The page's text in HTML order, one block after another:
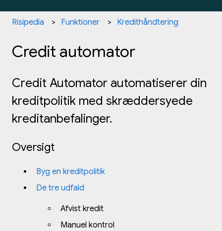
Risipedia Funktioner Kredithåndtering
Credit automator
Credit Automator automatiserer din
kreditpolitik med skræddersyede
kreditanbefalinger.
Oversigt
Byg en kreditpolitik
De tre udfald
Afvist kredit
Manuel kontrol